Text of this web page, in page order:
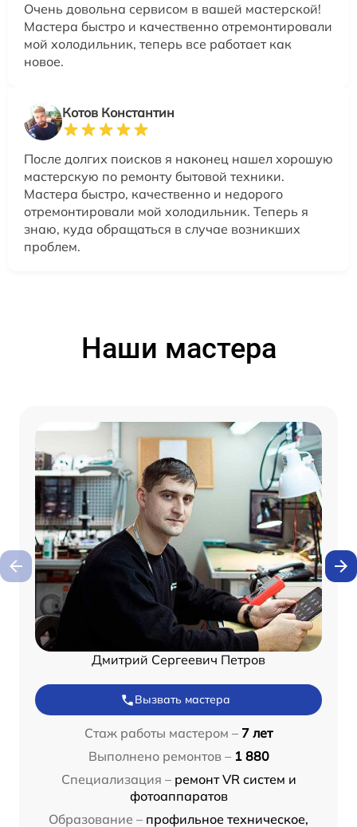
Очень довольна сервисом в вашей мастерской!
Мастера быстро и качественно отремонтировали
мой холодильник, теперь все работает как
новое.
Котов Константин
После долгих поисков я наконец нашел хорошую
мастерскую по ремонту бытовой техники.
Мастера быстро, качественно и недорого
отремонтировали мой холодильник. Теперь я
знаю, куда обращаться в случае возникших
проблем.
Наши мастера
Дмитрий Сергеевич Петров
Вызвать мастера
Стаж работы мастером – 7 лет
Выполнено ремонтов – 1 880
Специализация – ремонт VR систем и
фотоаппаратов
Образование – профильное техническое,